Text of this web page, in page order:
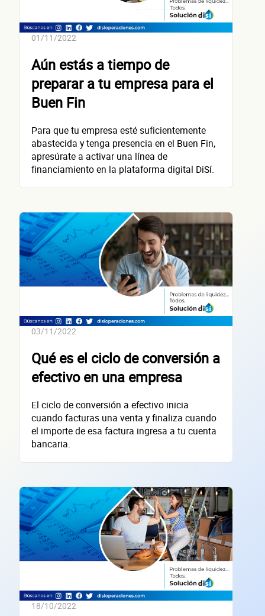
01/11/2022
Aún estás a tiempo de
preparar a tu empresa para el
Buen Fin
Para que tu empresa esté suficientemente
abastecida y tenga presencia en el Buen Fin,
apresúrate a activar una línea de
financiamiento en la plataforma digital DiSí.
03/11/2022
Qué es el ciclo de conversión a
efectivo en una empresa
El ciclo de conversión a efectivo inicia
cuando facturas una venta y finaliza cuando
el importe de esa factura ingresa a tu cuenta
bancaria.
18/10/2022
Nombre(s)
Primer apellido
Teléfono
Correo electrónico
Confirma tu correo electrónico
Datos de
Sitio electrónico
Razón social
RFC de la empresa
Lo usamos solo para validar tu identidad fiscal — nunca lo compartimos con
Dirección de la empresa: Calle